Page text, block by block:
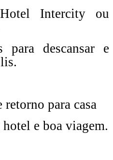
Intercity ou
para descansar e
para casa
e boa viagem.